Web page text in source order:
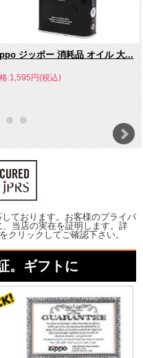
ジッポー 消耗品 オイル 大...
:1,595円(税込)
ております。お客様のプライバ
当店の実在を証明します。詳
クリックしてご確認下さい。
。ギフトに